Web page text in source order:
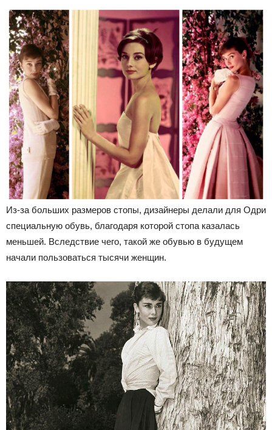
Из-за больших размеров стопы, дизайнеры делали для Одри
специальную обувь, благодаря которой стопа казалась
меньшей. Вследствие чего, такой же обувью в будущем
начали пользоваться тысячи женщин.